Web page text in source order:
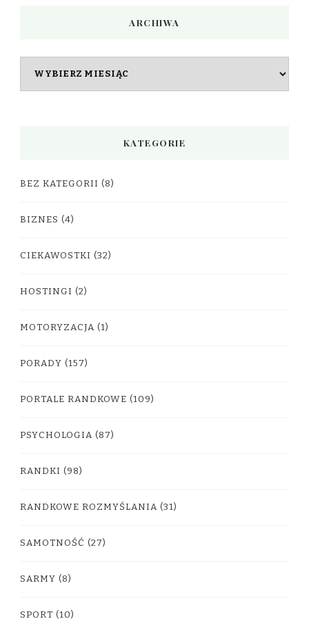
ARCHIWA
KATEGORIE
BEZ KATEGORII (8)
BIZNES (4)
CIEKAWOSTKI (32)
HOSTINGI (2)
MOTORYZACJA (1)
PORADY (157)
PORTALE RANDKOWE (109)
PSYCHOLOGIA (87)
RANDKI (98)
RANDKOWE ROZMYŚLANIA (31)
SAMOTNOŚĆ (27)
SARMY (8)
SPORT (10)